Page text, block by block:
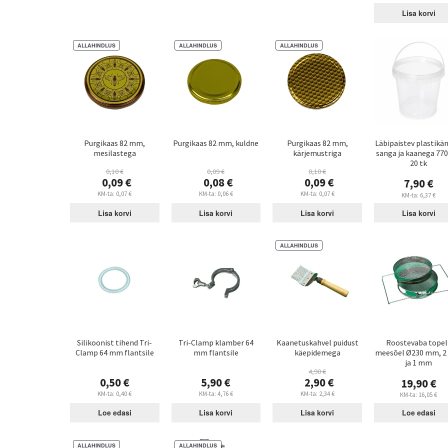
on:
Lisa korvi
Purgikaas 82 mm,
mesilastega
ALLAHINDLUS
0,10€
Algne
hind
oli:
0,09€
Praegune
on:
0,09 €.
KM-ta: 0,07€
Lisa korvi
Purgikaas 82 mm, kuldne
ALLAHINDLUS
0,09€
Algne
hind
oli:
0,08€
Praegune
on:
0,08 €.
KM-ta: 0,06€
Lisa korvi
Purgikaas 82 mm,
kärjemustriga
ALLAHINDLUS
0,10€
Algne
hind
oli:
0,09€
Praegune
on:
0,09 €.
KM-ta: 0,07€
Lisa korvi
Läbipaistev
sanga ja kaanega
20 tk
7,90€
KM-ta: 6,37€
Lisa korvi
Silikoonist tihend Tri-
Clamp 64 mm flantsile
0,50€
KM-ta: 0,40€
Loe edasi
Tri-Clamp klamber 64
mm flantsile
5,90€
KM-ta: 4,76€
Lisa korvi
Kaanetuskahvel puidust
käepidemega
ALLAHINDLUS
4,90€
Algne
hind
oli:
2,90€
Praegune
on:
2,90 €.
KM-ta: 2,34€
Lisa korvi
Roostevaba
meesõel Ø230 mm,
ja 1 mm
19,90€
KM-ta: 16,05€
Loe edasi
ALLAHINDLUS ALLAHINDLUS